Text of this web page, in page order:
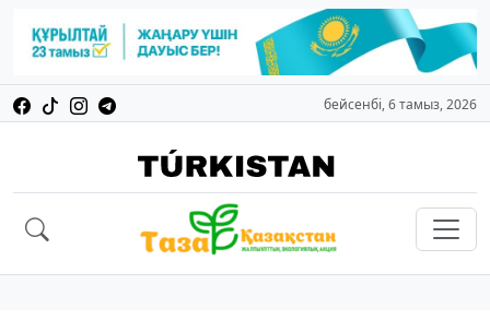
бейсенбі, 6 тамыз, 2026